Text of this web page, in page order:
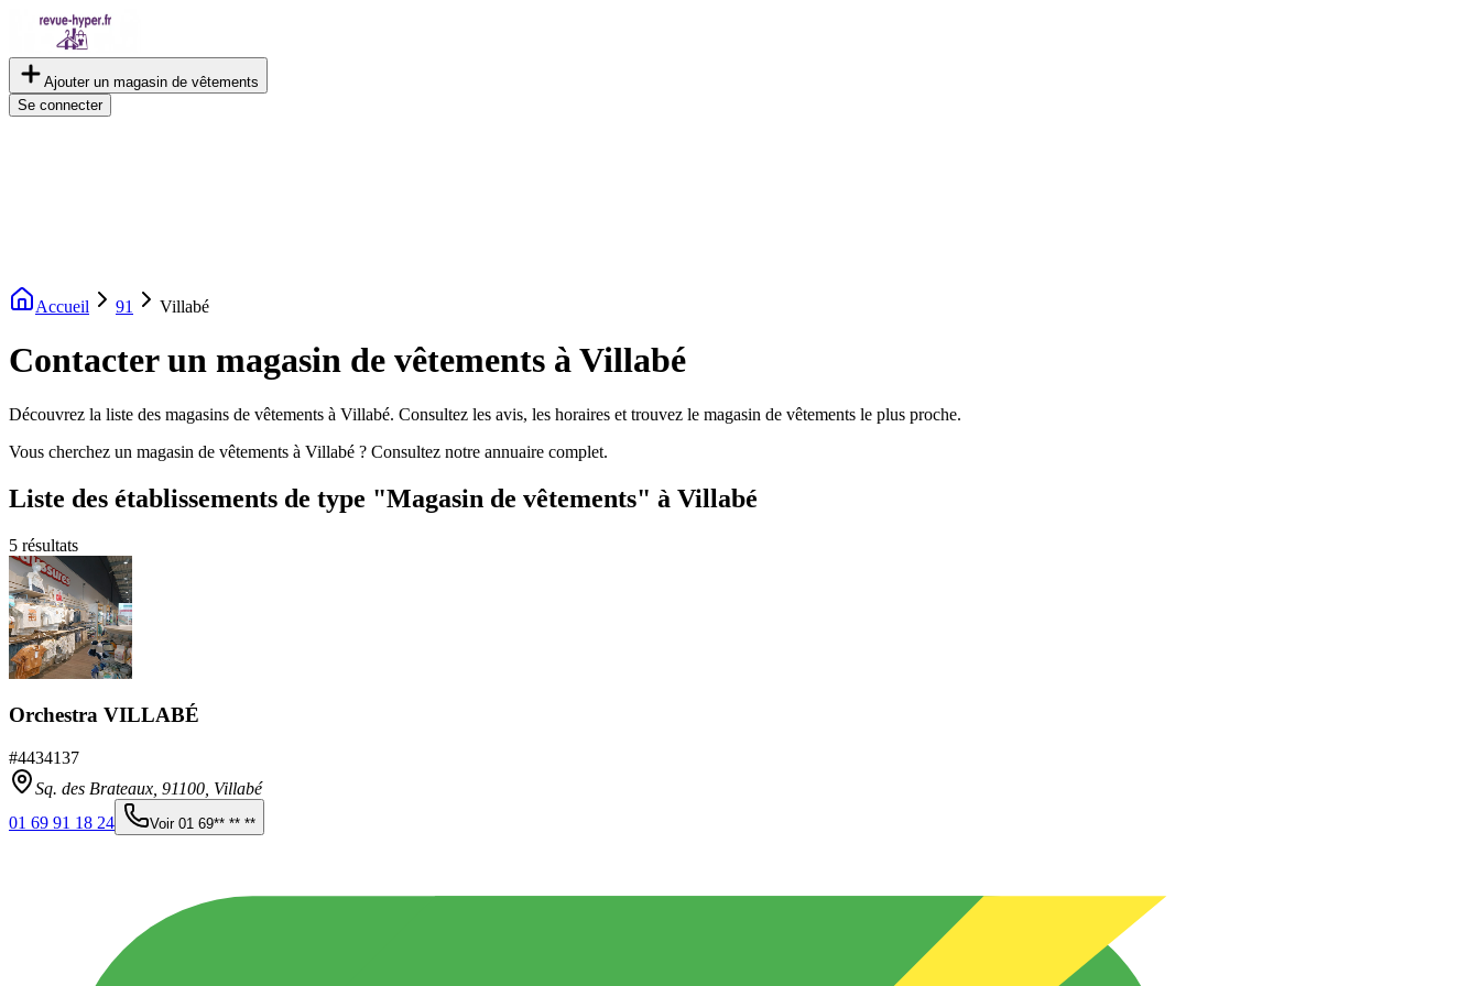
Ajouter un magasin de vêtements
Se connecter
Accueil 91 Villabé
Contacter un magasin de vêtements à Villabé
Découvrez la liste des magasins de vêtements à Villabé. Consultez les avis, les horaires et trouvez le magasin de vêtements le plus proche.
Vous cherchez un magasin de vêtements à Villabé ? Consultez notre annuaire complet.
Liste des établissements de type "Magasin de vêtements" à Villabé
5 résultats
Orchestra VILLABÉ
#4434137
Sq. des Brateaux, 91100 Villabé
01 69 91 18 24
Voir 01 69** ** **